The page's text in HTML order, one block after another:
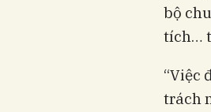
bộ
tích…
“Việc
trách